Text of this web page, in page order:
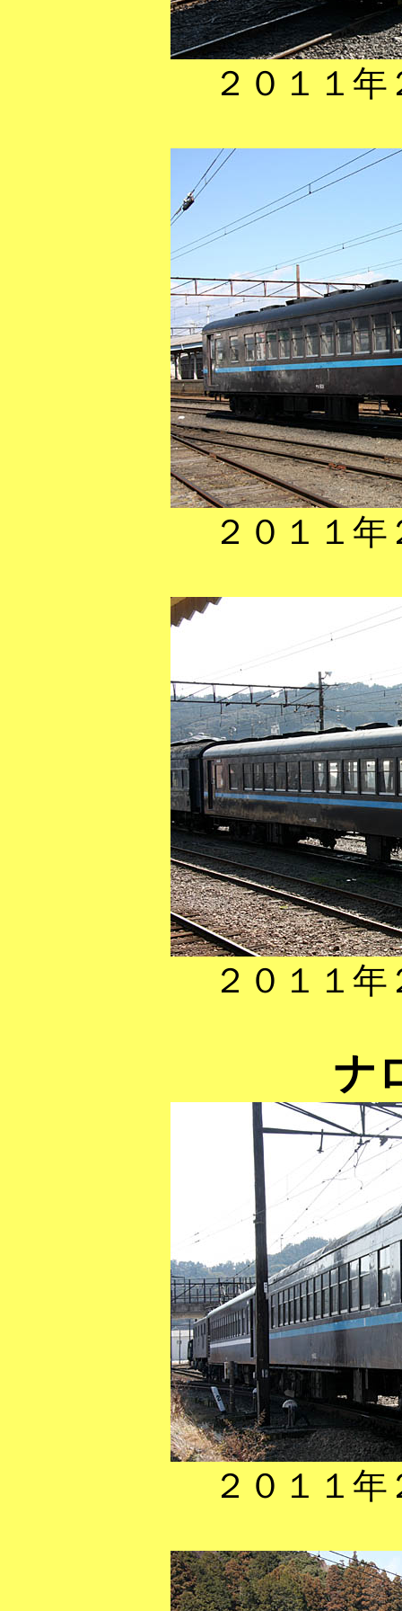
２０１１
２０１１
２０１１
ナ
２０１１